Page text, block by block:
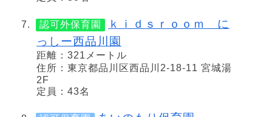
認可外保育園
ｋｉｄｓｒｏｏｍ に
っしー西品川園
距離：321メートル
住所：東京都品川区西品川2-18-11 宮城湯
2F
定員：43名